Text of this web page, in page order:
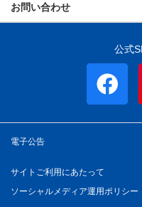
お問い合わせ
公式
電子公告
サイトご利用にあたって
ソーシャルメディア運用ポリシー